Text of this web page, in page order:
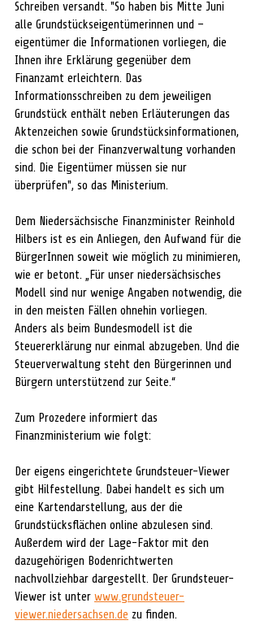
Schreiben versandt. "So haben bis Mitte Juni
alle Grundstückseigentümerinnen und –
eigentümer die Informationen vorliegen, die
Ihnen ihre Erklärung gegenüber dem
Finanzamt erleichtern. Das
Informationsschreiben zu dem jeweiligen
Grundstück enthält neben Erläuterungen das
Aktenzeichen sowie Grundstücksinformationen,
die schon bei der Finanzverwaltung vorhanden
sind. Die Eigentümer müssen sie nur
überprüfen", so das Ministerium.
Dem Niedersächsische Finanzminister Reinhold
Hilbers ist es ein Anliegen, den Aufwand für die
BürgerInnen soweit wie möglich zu minimieren,
wie er betont. „Für unser niedersächsisches
Modell sind nur wenige Angaben notwendig, die
in den meisten Fällen ohnehin vorliegen.
Anders als beim Bundesmodell ist die
Steuererklärung nur einmal abzugeben. Und die
Steuerverwaltung steht den Bürgerinnen und
Bürgern unterstützend zur Seite.“
Zum Prozedere informiert das
Finanzministerium wie folgt:
Der eigens eingerichtete Grundsteuer-Viewer
gibt Hilfestellung. Dabei handelt es sich um
eine Kartendarstellung, aus der die
Grundstücksflächen online abzulesen sind.
Außerdem wird der Lage-Faktor mit den
dazugehörigen Bodenrichtwerten
nachvollziehbar dargestellt. Der Grundsteuer-
Viewer ist unter www.grundsteuer-
viewer.niedersachsen.de zu finden.